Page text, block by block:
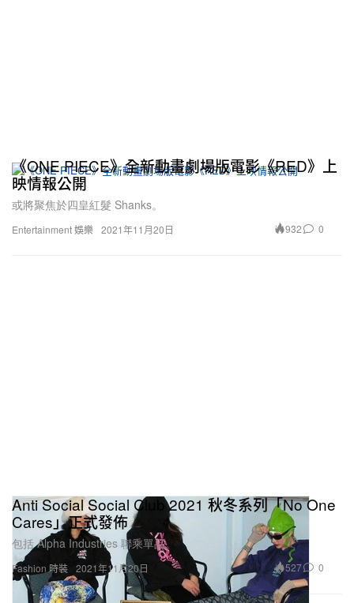
Entertainment 娛樂
《ONE PIECE》全新動畫劇場版電影《RED》上
映情報公開
或將聚焦於四皇紅髮 Shanks。
2021年11月20日 932 0
Fashion 時裝
Anti Social Social Club 2021 秋冬系列「No One
Cares」正式發佈
包括 Alpha Industries 聯乘單品。
2021年11月20日 527 0